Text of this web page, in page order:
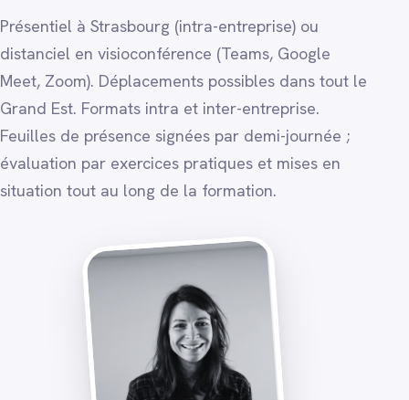
Présentiel à Strasbourg (intra-entreprise) ou
distanciel en visioconférence (Teams, Google
Meet, Zoom). Déplacements possibles dans tout le
Grand Est. Formats intra et inter-entreprise.
Feuilles de présence signées par demi-journée ;
évaluation par exercices pratiques et mises en
situation tout au long de la formation.